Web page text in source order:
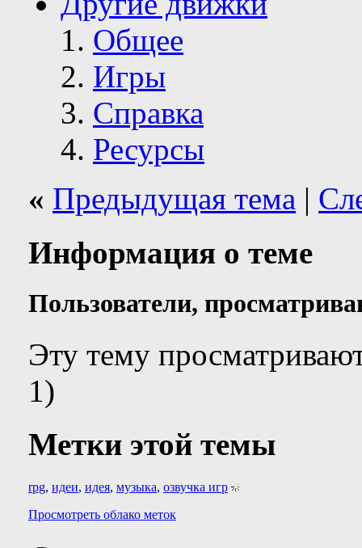
Общее
Игры
Справка
Ресурсы
« Предыдущая тема |
Информация о теме
Пользователи,
Эту тему
1)
Метки этой темы
rpg, идеи, идея, музыка, озвучка игр
Просмотреть облако меток